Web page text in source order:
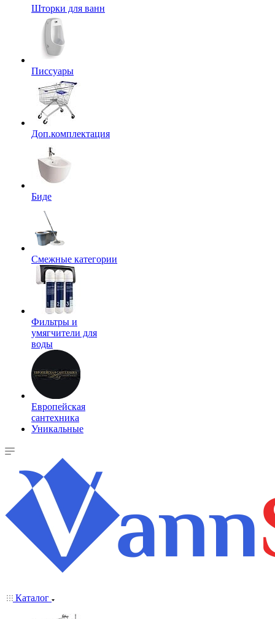
Шторки для ванн
Писсуары
Доп.комплектация
Биде
Смежные категории
Фильтры и
умягчители для
воды
Европейская
сантехника
Уникальные
Каталог